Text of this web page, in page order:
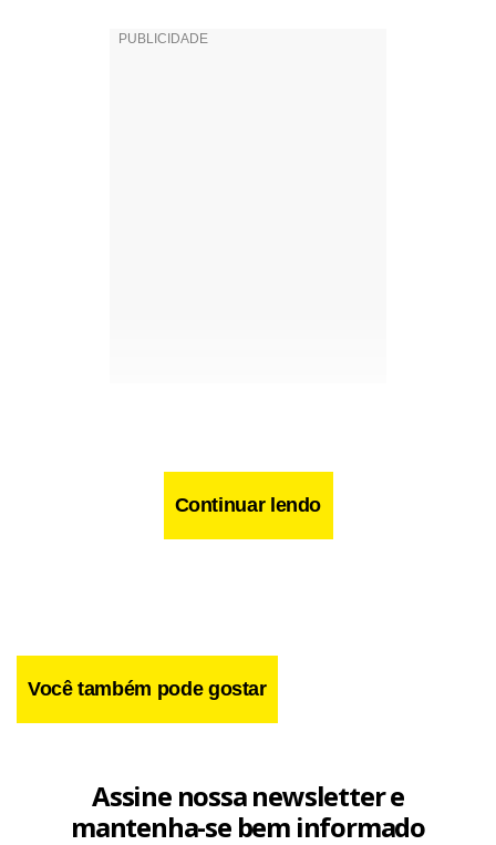
Continuar lendo
Você também pode gostar
Assine nossa newsletter e
mantenha-se bem informado